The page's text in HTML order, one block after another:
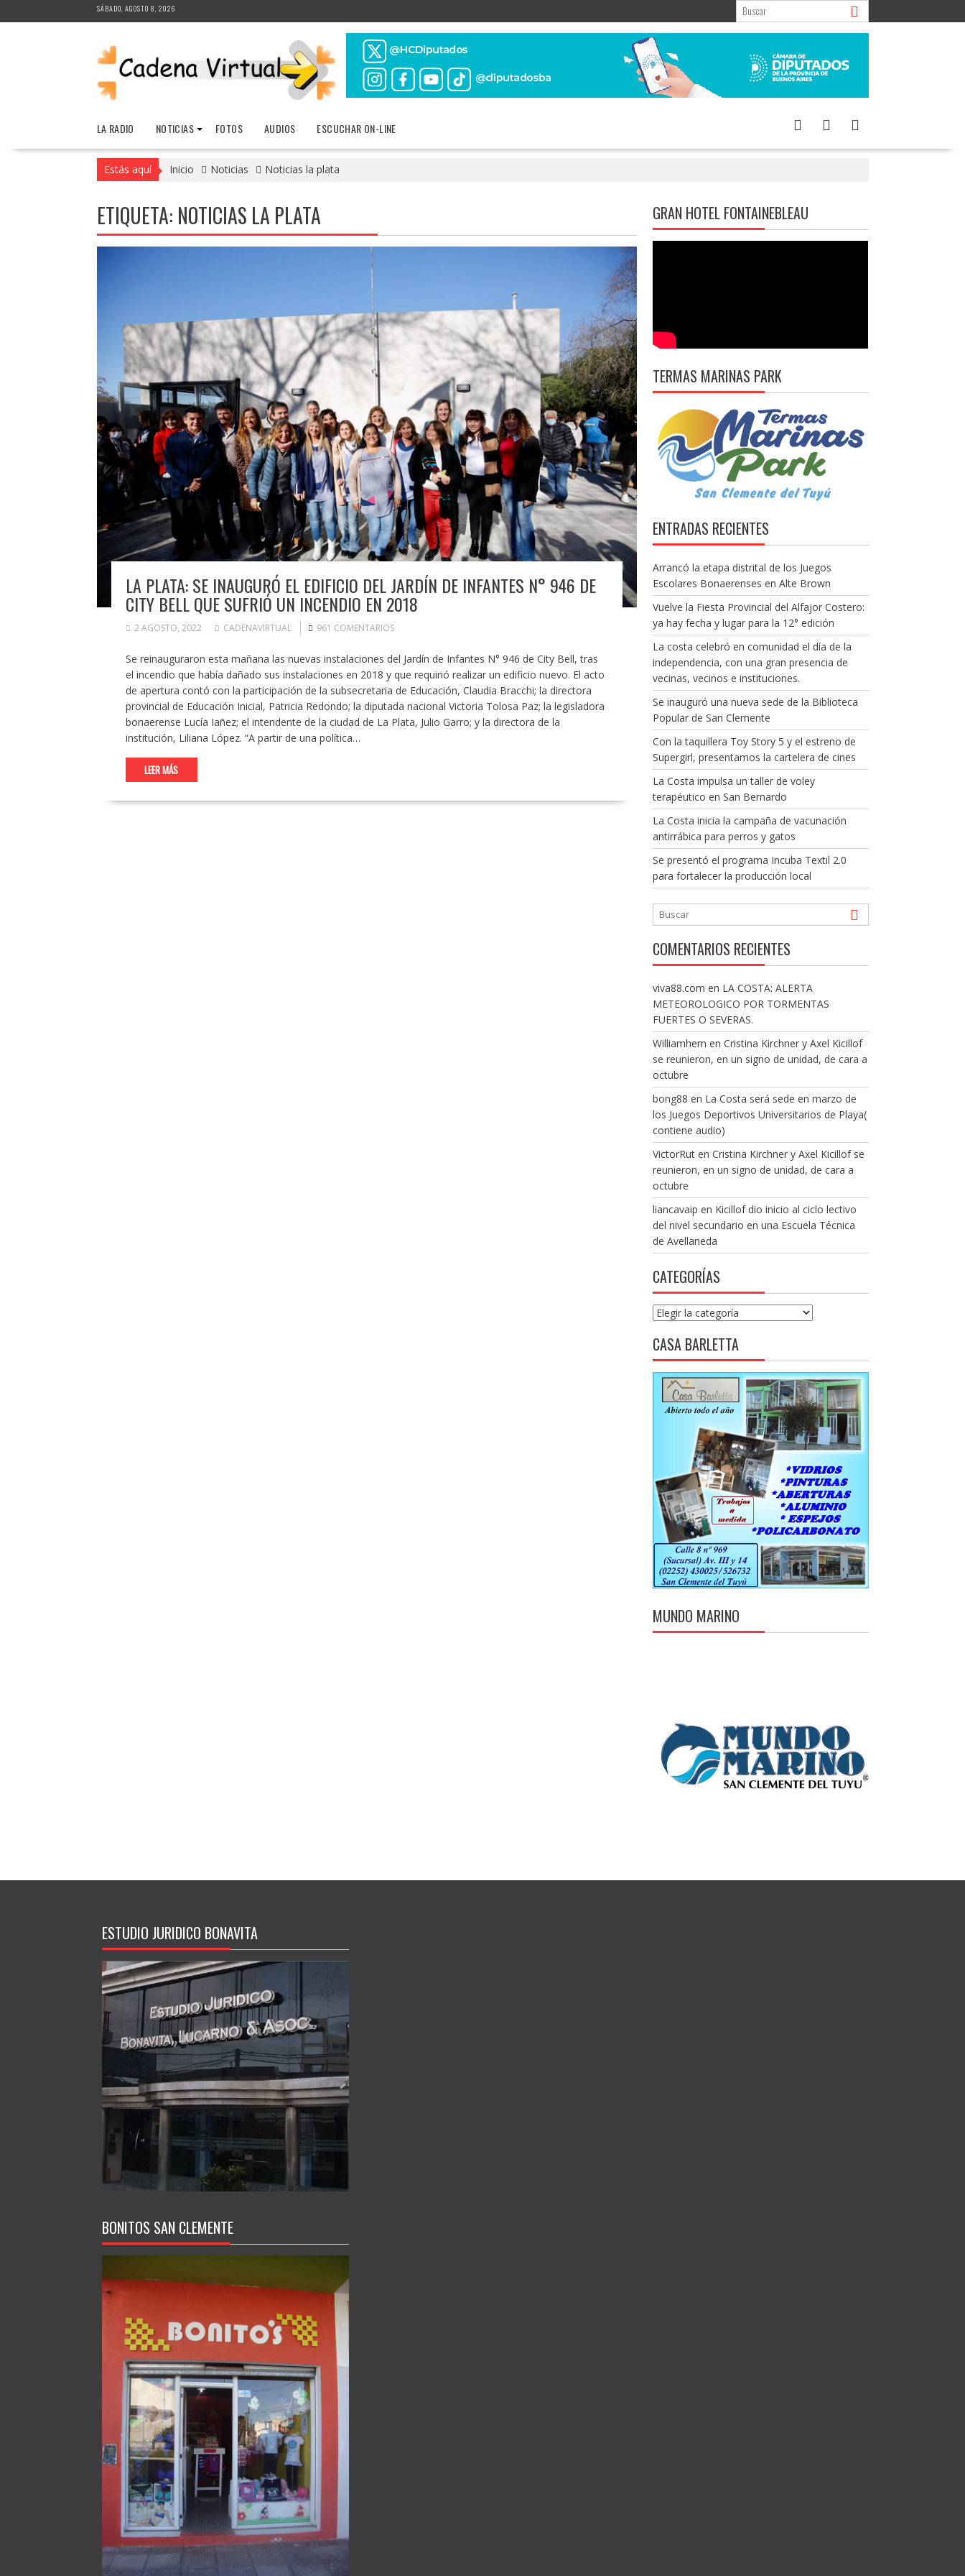
al
SÁBADO, AGOSTO 8, 2026
LA RADIO NOTICIAS FOTOS AUDIOS ESCUCHAR ON-LINE
Estás aquí Inicio Noticias Noticias la plata
ETIQUETA: NOTICIAS LA PLATA
LA PLATA: SE INAUGURÓ EL EDIFICIO DEL JARDÍN DE INFANTES N° 946 DE
CITY BELL QUE SUFRIÓ UN INCENDIO EN 2018
2 AGOSTO, 2022 CADENAVIRTUAL 961 COMENTARIOS
Se reinauguraron esta mañana las nuevas instalaciones del Jardín de Infantes N° 946 de City Bell, tras
el incendio que había dañado sus instalaciones en 2018 y que requirió realizar un edificio nuevo. El acto
de apertura contó con la participación de la subsecretaria de Educación, Claudia Bracchi; la directora
provincial de Educación Inicial, Patricia Redondo; la diputada nacional Victoria Tolosa Paz; la legisladora
bonaerense Lucía Iañez; el intendente de la ciudad de La Plata, Julio Garro; y la directora de la
institución, Liliana López. “A partir de una política…
LEER MÁS
GRAN HOTEL FONTAINEBLEAU
TERMAS MARINAS PARK
ENTRADAS RECIENTES
Arrancó la etapa distrital de los Juegos
Escolares Bonaerenses en Alte Brown
Vuelve la Fiesta Provincial del Alfajor Costero:
ya hay fecha y lugar para la 12° edición
La costa celebró en comunidad el día de la
independencia, con una gran presencia de
vecinas, vecinos e instituciones.
Se inauguró una nueva sede de la Biblioteca
Popular de San Clemente
Con la taquillera Toy Story 5 y el estreno de
Supergirl, presentamos la cartelera de cines
La Costa impulsa un taller de voley
terapéutico en San Bernardo
La Costa inicia la campaña de vacunación
antirrábica para perros y gatos
Se presentó el programa Incuba Textil 2.0
para fortalecer la producción local
COMENTARIOS RECIENTES
viva88.com en LA COSTA: ALERTA
METEOROLOGICO POR TORMENTAS
FUERTES O SEVERAS.
Williamhem en Cristina Kirchner y Axel Kicillof
se reunieron, en un signo de unidad, de cara a
octubre
bong88 en La Costa será sede en marzo de
los Juegos Deportivos Universitarios de Playa(
contiene audio)
VictorRuten Cristina Kirchner y Axel Kicillof se
reunieron, en un signo de unidad, de cara a
octubre
liancavaip en Kicillof dio inicio al ciclo lectivo
del nivel secundario en una Escuela Técnica
de Avellaneda
CATEGORÍAS
Categorías
CASA BARLETTA
MUNDO MARINO
ESTUDIO JURIDICO BONAVITA
BONITOS SAN CLEMENTE